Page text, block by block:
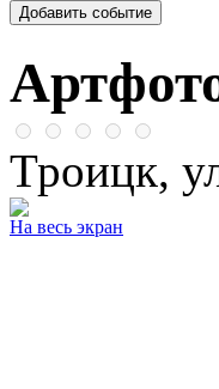
Троицк,
На весь экран